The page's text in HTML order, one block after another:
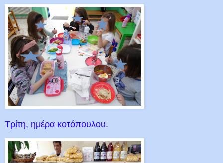
Τρίτη, ημέρα κοτόπουλου.